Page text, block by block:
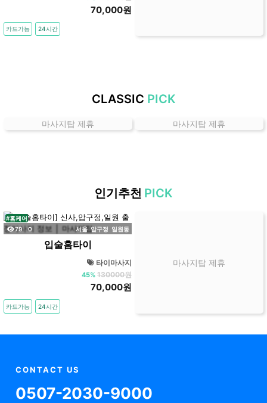
는
인
70,000원
카드가능 24시간
CLASSIC PICK
마사지탑 제휴 마사지탑 제휴
인기추천 PICK
79조회
0댓글 서울 압구정 일원동
#홈케어
입술홈타이
타이마사지
45% 130000원
70,000원
카드가능 24시간
마사지탑 제휴
CONTACT US
0507-2030-9000